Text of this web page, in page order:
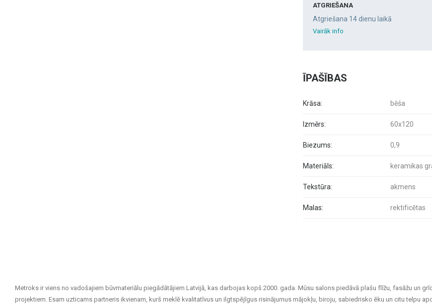
ATGRIEŠANA
Atgriešana 14 dienu laikā
Vairāk info
ĪPAŠĪBAS
Krāsa: bēša
Izmērs: 60x120
Biezums: 0,9
Materiāls: keramikas
Tekstūra: akmens
Malas: rektificētas
Metroks ir viens no vadošajiem būvmateriālu piegādātājiem Latvijā, kas darbojas kopš 2000. gada. Mūsu salons piedāvā plašu flīžu, fasāžu un
projektiem. Esam uzticams partneris ikvienam, kurš meklē kvalitatīvus un ilgtspējīgus risinājumus mājokļu, biroju, sabiedrisko ēku un citu telpu